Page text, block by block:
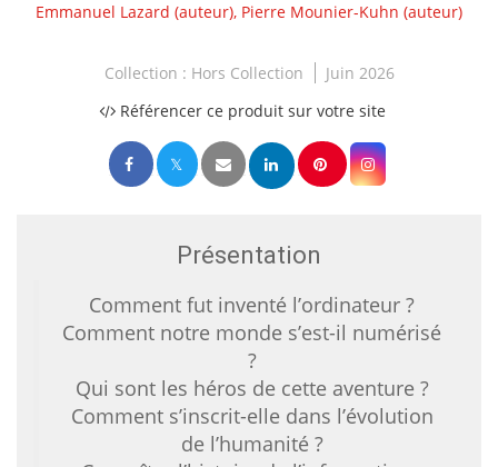
Emmanuel Lazard (auteur), Pierre Mounier-Kuhn (auteur)
Collection : Hors Collection
Juin 2026
Référencer ce produit sur votre site
Présentation
Comment fut inventé l’ordinateur ?
Comment notre monde s’est-il numérisé
?
Qui sont les héros de cette aventure ?
Comment s’inscrit-elle dans l’évolution
de l’humanité ?